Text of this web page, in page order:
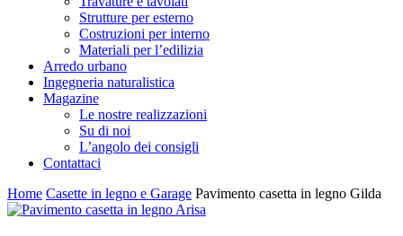
Strutture per esterno
Costruzioni per interno
Materiali per l’edilizia
Arredo urbano
Ingegneria naturalistica
Magazine
Le nostre realizzazioni
Su di noi
L’angolo dei consigli
Contattaci
Home Casette in legno e Garage Pavimento casetta in legno Gilda